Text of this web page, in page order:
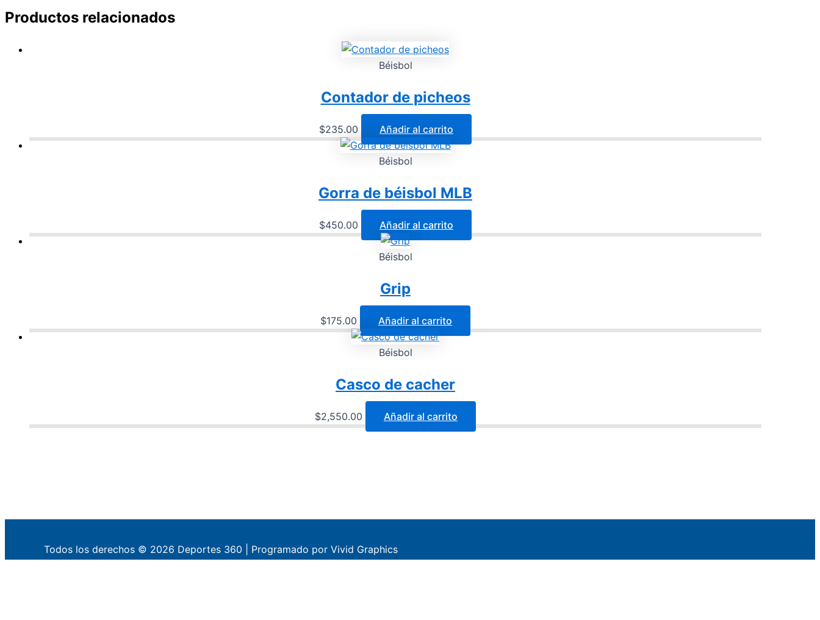
Productos relacionados
Béisbol
Contador de picheos
$235.00 Añadir al carrito
Béisbol
Gorra de béisbol MLB
$450.00 Añadir al carrito
Béisbol
Grip
$175.00 Añadir al carrito
Béisbol
Casco de cacher
$2,550.00 Añadir al carrito
Todos los derechos © 2026 Deportes 360 | Programado por Vivid Graphics